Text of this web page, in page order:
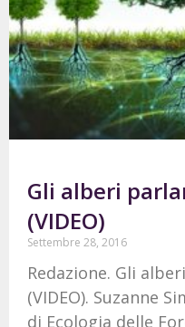
Gli alberi
(VIDEO)
Settembre 28, 2016
Redazione. Gli
(VIDEO). Suzanne
di Ecologia delle